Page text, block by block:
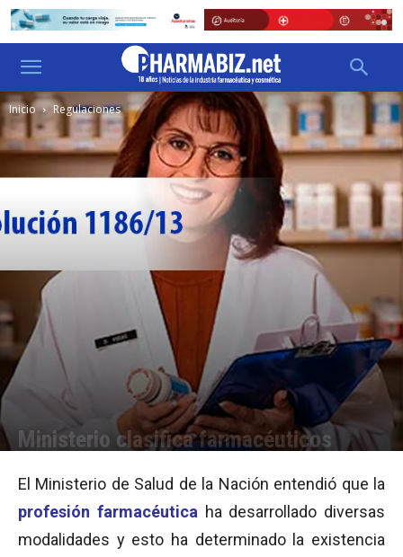
Inicio Regulaciones
Ministerio clasifica farmacéuticos
El Ministerio de Salud de la Nación entendió que la
profesión farmacéutica ha desarrollado diversas
modalidades y esto ha determinado la existencia